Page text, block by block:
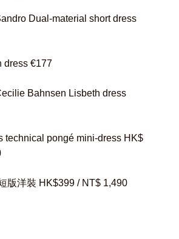
Dual-material short dress
dress €177
Bahnsen Lisbeth dress
technical pongé mini-dress HK$
版洋裝 HK$399 / NT$ 1,490